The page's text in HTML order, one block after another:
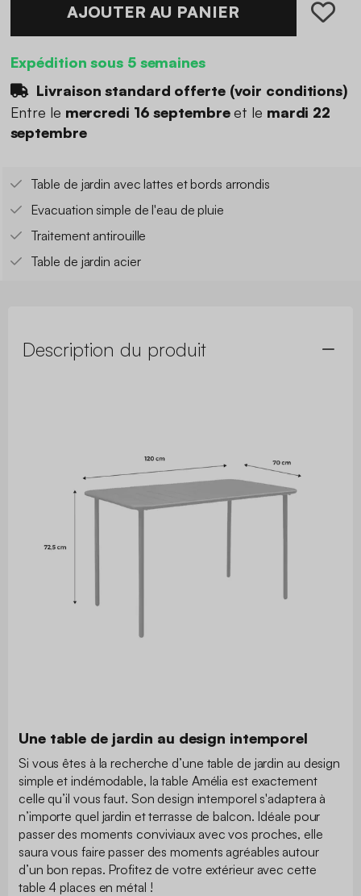
AJOUTER AU PANIER
Expédition sous 5 semaines
Livraison standard offerte (voir conditions)
Entre le mercredi 16 septembreet le mardi 22
septembre
Table de jardin avec lattes et bords arrondis
Evacuation simple de l'eau de pluie
Traitement antirouille
Table de jardin acier
Description du produit
Une table de jardin au design intemporel
Si vous êtes à la recherche d’une table de jardin au design
simple et indémodable, la table Amélia est exactement
celle qu’il vous faut. Son design intemporel s'adaptera à
n’importe quel jardin et terrasse de balcon. Idéale pour
passer des moments conviviaux avec vos proches, elle
saura vous faire passer des moments agréables autour
d’un bon repas. Profitez de votre extérieur avec cette
table 4 places en métal !